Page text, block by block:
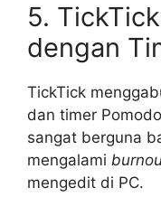
5.
dengan
TickTick
dan timer
sangat berguna
mengalami
mengedit di PC.